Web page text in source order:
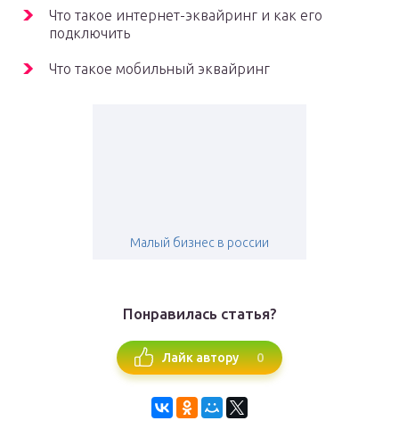
Что такое интернет-эквайринг и как его
подключить
Что такое мобильный эквайринг
Малый бизнес в россии
Понравилась статья?
Лайк автору 0